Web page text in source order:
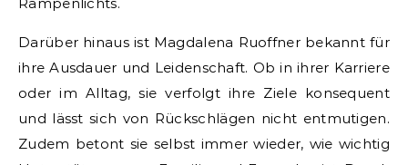
Darüber hinaus ist Magdalena Ruoffner bekannt für
ihre Ausdauer und Leidenschaft. Ob in ihrer Karriere
oder im Alltag, sie verfolgt ihre Ziele konsequent
und lässt sich von Rückschlägen nicht entmutigen.
Zudem betont sie selbst immer wieder, wie wichtig